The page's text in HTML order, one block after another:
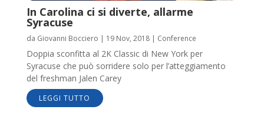
In Carolina ci si diverte, allarme
Syracuse
da Giovanni Bocciero | 19 Nov, 2018| Conference
Doppia sconfitta al 2K Classic di New York per
Syracuse che può sorridere solo per l’atteggiamento
del freshman Jalen Carey
LEGGI TUTTO